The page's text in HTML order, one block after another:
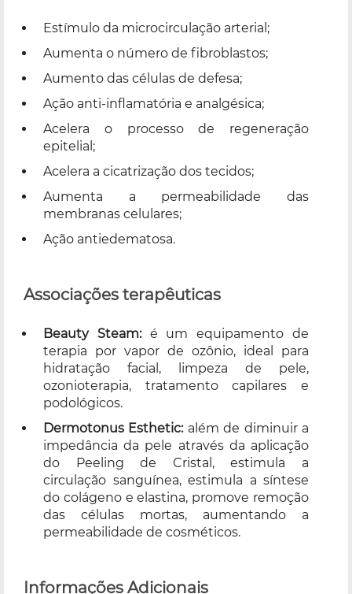
Estímulo da microcirculação arterial;
Aumenta o número de fibroblastos;
Aumento das células de defesa;
Ação anti-inflamatória e analgésica;
Acelera o processo de regeneração
epitelial;
Acelera a cicatrização dos tecidos;
Aumenta a permeabilidade das
membranas celulares;
Ação antiedematosa.
Associações terapêuticas
Beauty Steam:é um equipamento de
terapia por vapor de ozônio, ideal para
hidratação facial, limpeza de pele,
ozonioterapia, tratamento capilares e
podológicos.
Dermotonus Esthetic: além de diminuir a
impedância da pele através da aplicação
do Peeling de Cristal, estimula a
circulação sanguínea, estimula a síntese
do colágeno e elastina, promove remoção
das células mortas, aumentando a
permeabilidade de cosméticos.
Informações Adicionais